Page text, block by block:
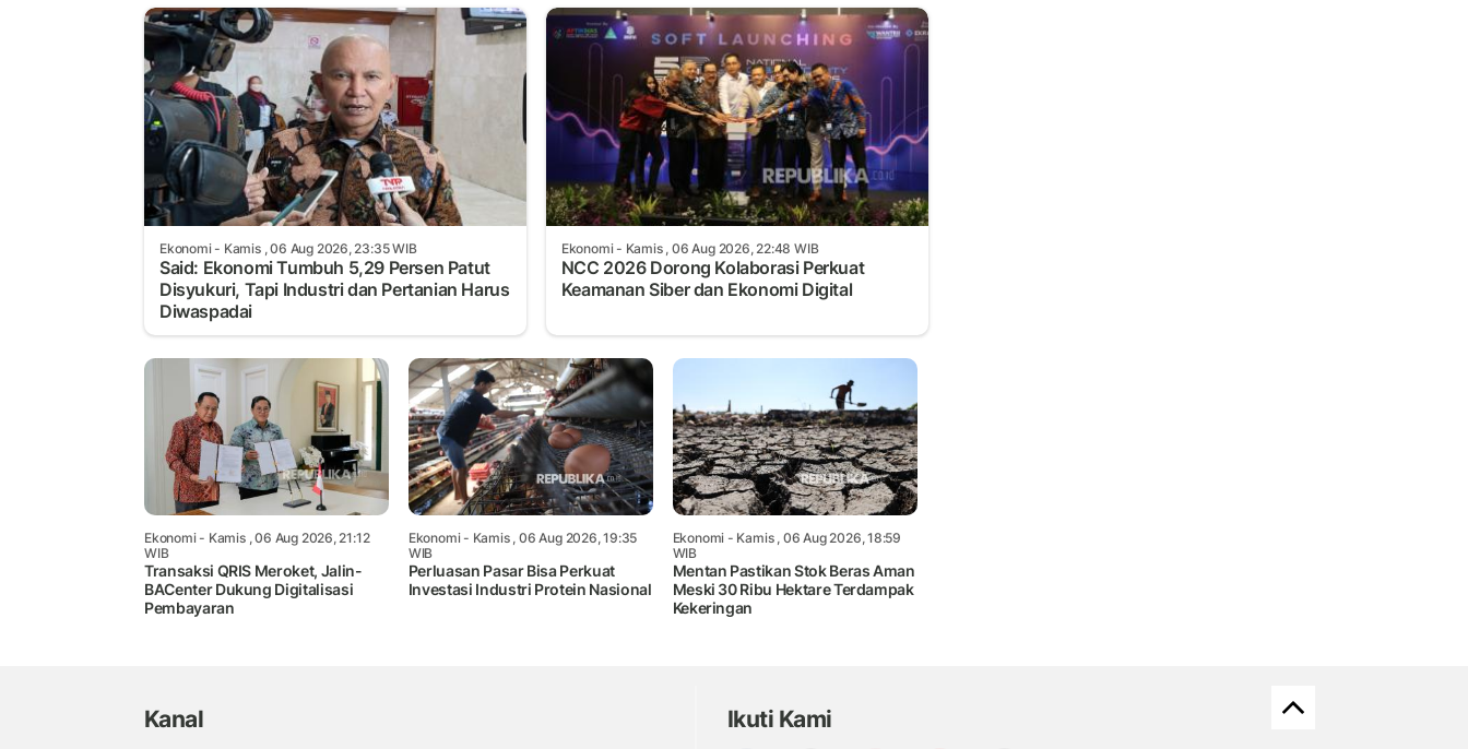
Ekonomi- Kamis , 06 Aug 2026, 23:35 WIB
Said: Ekonomi Tumbuh 5,29 Persen Patut
Disyukuri, Tapi Industri dan Pertanian Harus
Diwaspadai
Ekonomi- Kamis , 06 Aug 2026, 22:48 WIB
NCC 2026 Dorong Kolaborasi Perkuat
Keamanan Siber dan Ekonomi Digital
Ekonomi- Kamis , 06 Aug 2026, 21:12
WIB
Transaksi QRIS Meroket, Jalin-
BACenter Dukung Digitalisasi
Pembayaran
Ekonomi- Kamis , 06 Aug 2026, 19:35
WIB
Perluasan Pasar Bisa Perkuat
Investasi Industri Protein Nasional
Ekonomi - Kamis , 06 Aug 2026, 18:59
WIB
Mentan Pastikan Stok Beras Aman
Meski 30 Ribu Hektare Terdampak
Kekeringan
Kanal Ikuti Kami